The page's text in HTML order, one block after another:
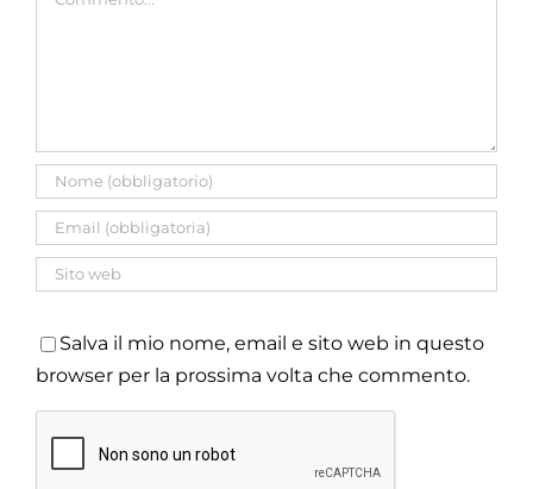
Salva il mio nome, email e sito web in questo
browser per la prossima volta che commento.